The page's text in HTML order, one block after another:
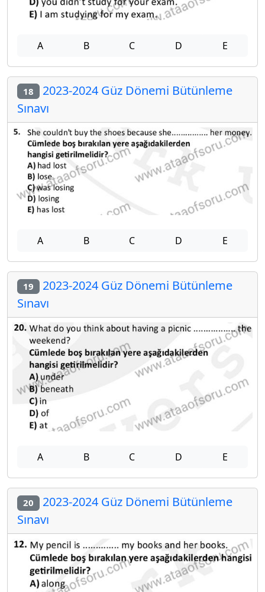
A B C D E
18 2023-2024 Güz Dönemi Bütünleme
Sınavı
A B C D E
19 2023-2024 Güz Dönemi Bütünleme
Sınavı
A B C D E
20 2023-2024 Güz Dönemi Bütünleme
Sınavı